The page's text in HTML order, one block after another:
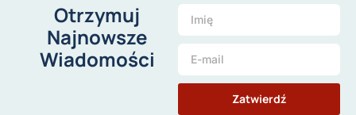
Otrzymuj
Najnowsze
Wiadomości
Zatwierdź